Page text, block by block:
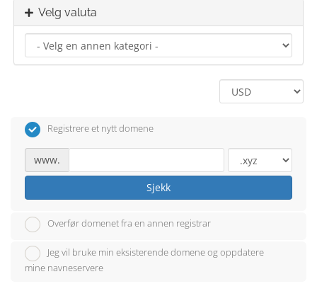
Velg valuta
Registrere et nytt domene
www.
Sjekk
Overfør domenet fra en annen registrar
Jeg vil bruke min eksisterende domene og oppdatere
mine navneservere